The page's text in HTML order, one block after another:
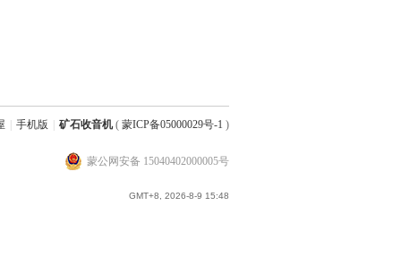
手机版 矿石收音机( 蒙ICP备05000029号-1 )
蒙公网安备 15040402000005号
GMT+8, 2026-8-9 15:48